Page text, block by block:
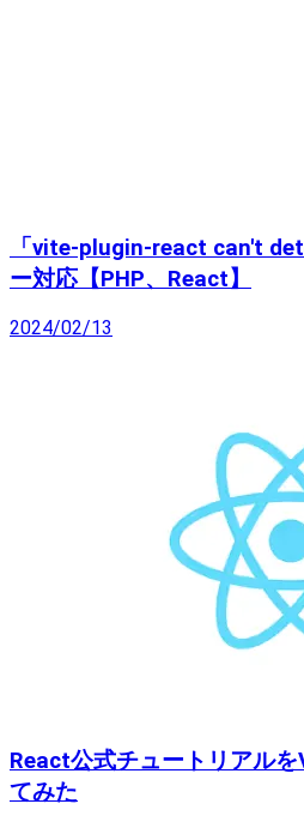
「vite-plugin-react can't
ー対応【PHP、React】
2024/02/13
React公式チュートリアル
てみた